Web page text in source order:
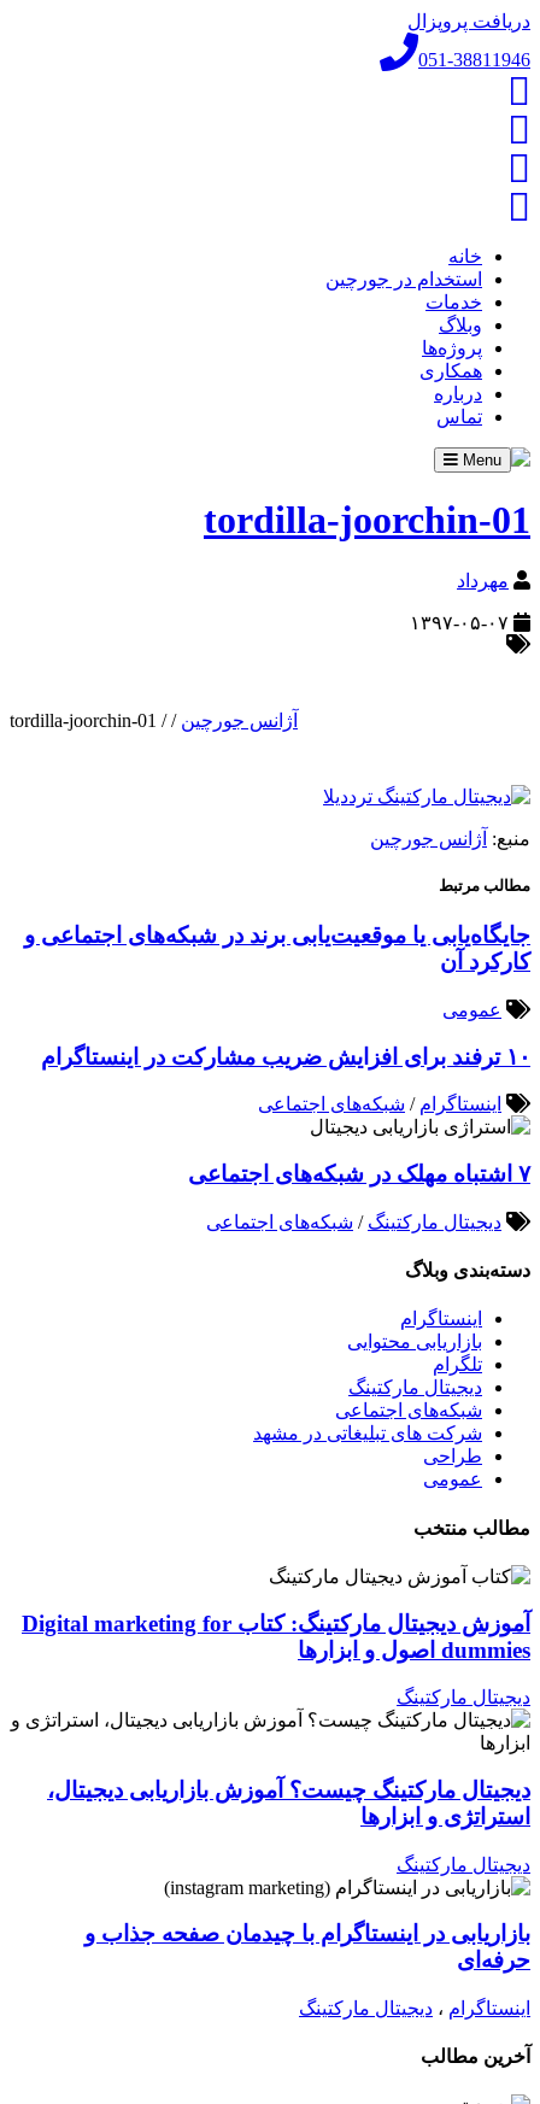
دریافت پروپزال
051-38811946
خانه
استخدام در جورچین
خدمات
وبلاگ
پروژه‌ها
همکاری
درباره
تماس
Toggle
navigation
Menu
tordilla-joorchin-01
مهرداد
آژانس جورچین /
/
tordilla-joorchin-01
منبع: آژانس جورچین
مطالب مرتبط
جایگاه‌یابی یا موقعیت‌یابی برند در شبکه‌های اجتماعی و
کارکرد آن
عمومی
۱۰ ترفند برای افزایش ضریب مشارکت در اینستاگرام
اینستاگرام / شبکه‌های اجتماعی
۷ اشتباه مهلک در شبکه‌های اجتماعی
دیجیتال مارکتینگ / شبکه‌های اجتماعی
دسته‌بندی وبلاگ
اینستاگرام
بازاریابی محتوایی
تلگرام
دیجیتال مارکتینگ
شبکه‌های اجتماعی
شرکت های تبلیغاتی در مشهد
طراحی
عمومی
مطالب منتخب
آموزش دیجیتال مارکتینگ: کتاب Digital marketing for
dummies اصول و ابزارها
دیجیتال مارکتینگ
دیجیتال مارکتینگ چیست؟ آموزش بازاریابی دیجیتال،
استراتژی و ابزارها
دیجیتال مارکتینگ
بازاریابی در اینستاگرام با چیدمان صفحه جذاب و
حرفه‌ای
اینستاگرام ، دیجیتال مارکتینگ
آخرین مطالب